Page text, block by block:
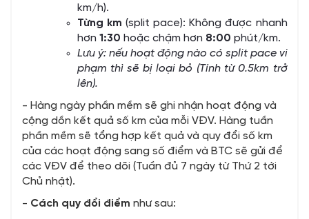
km/h).
Từng km (split pace): Không được nhanh
hơn 1:30 hoặc chậm hơn 8:00 phút/km.
Lưu ý: nếu hoạt động nào có split pace vi
phạm thì sẽ bị loại bỏ (Tính từ 0.5km trở
lên).
- Hàng ngày phần mềm sẽ ghi nhận hoạt động và
cộng dồn kết quả số km của mỗi VĐV. Hàng tuần
phần mềm sẽ tổng hợp kết quả và quy đổi số km
của các hoạt động sang số điểm và BTC sẽ gửi để
các VĐV để theo dõi (Tuần đủ 7 ngày từ Thứ 2 tới
Chủ nhật).
- Cách quy đổi điểm như sau: